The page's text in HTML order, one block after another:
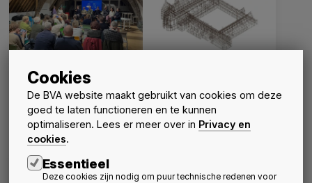
Cookies
De BVA website maakt gebruikt van cookies om deze
goed te laten functioneren en te kunnen
optimaliseren. Lees er meer over in Privacy en
cookies.
Essentieel
Deze cookies zijn nodig om puur technische redenen voor
Jonge architecten over
de opleiding en het
beroep van architect
Activiteiten Nieuws
20 oktober 2026
infosteel bezoek aan
CLAUSURA - Abdij van
Herkenrode
Activiteiten